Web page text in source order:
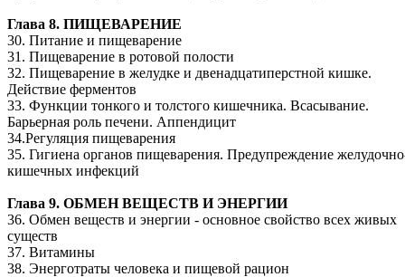
Глава 8. ПИЩЕВАРЕНИЕ
30. Питание и пищеварение
31. Пищеварение в ротовой полости
32. Пищеварение в желудке и двенадцатиперстной кишке.
Действие ферментов
33. Функции тонкого и толстого кишечника. Всасывание.
Барьерная роль печени. Аппендицит
34.Регуляция пищеварения
35. Гигиена органов пищеварения. Предупреждение
кишечных инфекций
Глава 9. ОБМЕН ВЕЩЕСТВ И ЭНЕРГИИ
36. Обмен веществ и энергии - основное свойство всех живых
существ
37. Витамины
38. Энерготраты человека и пищевой рацион